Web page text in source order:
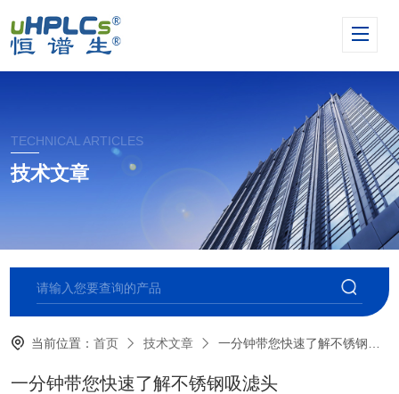
TECHNICAL ARTICLES
技术文章
当前位置：首页 技术文章 一分钟带您快速了解不锈钢吸滤头
一分钟带您快速了解不锈钢吸滤头